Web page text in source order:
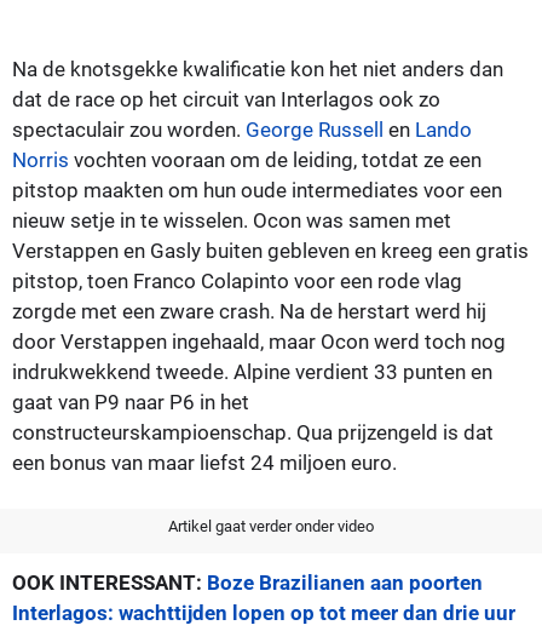
Na de knotsgekke kwalificatie kon het niet anders dan
dat de race op het circuit van Interlagos ook zo
spectaculair zou worden. George Russell en Lando
Norris vochten vooraan om de leiding, totdat ze een
pitstop maakten om hun oude intermediates voor een
nieuw setje in te wisselen. Ocon was samen met
Verstappen en Gasly buiten gebleven en kreeg een gratis
pitstop, toen Franco Colapinto voor een rode vlag
zorgde met een zware crash. Na de herstart werd hij
door Verstappen ingehaald, maar Ocon werd toch nog
indrukwekkend tweede. Alpine verdient 33 punten en
gaat van P9 naar P6 in het
constructeurskampioenschap. Qua prijzengeld is dat
een bonus van maar liefst 24 miljoen euro.
Artikel gaat verder onder video
OOK INTERESSANT: Boze Brazilianen aan poorten
Interlagos: wachttijden lopen op tot meer dan drie uur